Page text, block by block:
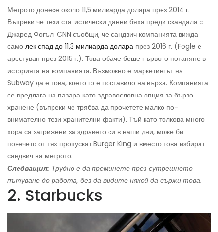
Метрото донесе около 11,5 милиарда долара през 2014 г.
Въпреки че тези статистически данни бяха преди скандала с
Джаред Фогъл, CNN съобщи, че сандвич компанията вижда
само лек спад до 11,3 милиарда долара през 2016 г. (Fogle е
арестуван през 2015 г.). Това обаче беше първото потапяне в
историята на компанията. Възможно е маркетингът на
Subway да е това, което го е поставило на върха. Компанията
се предлага на пазара като здравословна опция за бързо
хранене (въпреки че трябва да прочетете малко по-
внимателно тези хранителни факти). Тъй като толкова много
хора са загрижени за здравето си в наши дни, може би
повечето от тях пропускат Burger King и вместо това избират
сандвич на метрото.
Следващия: Трудно е да преминете през сутрешното
пътуване до работа, без да видите някой да държи това.
2. Starbucks